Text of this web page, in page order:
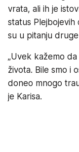
vrata, ali ih je
status Plejbojevih
su u pitanju
„Uvek kažemo
života. Bile smo i
doneo mnogo
je Karisa.